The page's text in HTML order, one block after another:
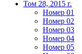
Том 28, 2015 г.
Номер 01
Номер 02
Номер 03
Номер 04
Номер 05